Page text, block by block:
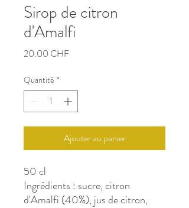
Sirop de citron
d'Amalfi
20.00 CHFPrix
Quantité *
Ajouter au panier
50 cl
Ingrédients : sucre, citron
d'Amalfi (40%), jus de citron,